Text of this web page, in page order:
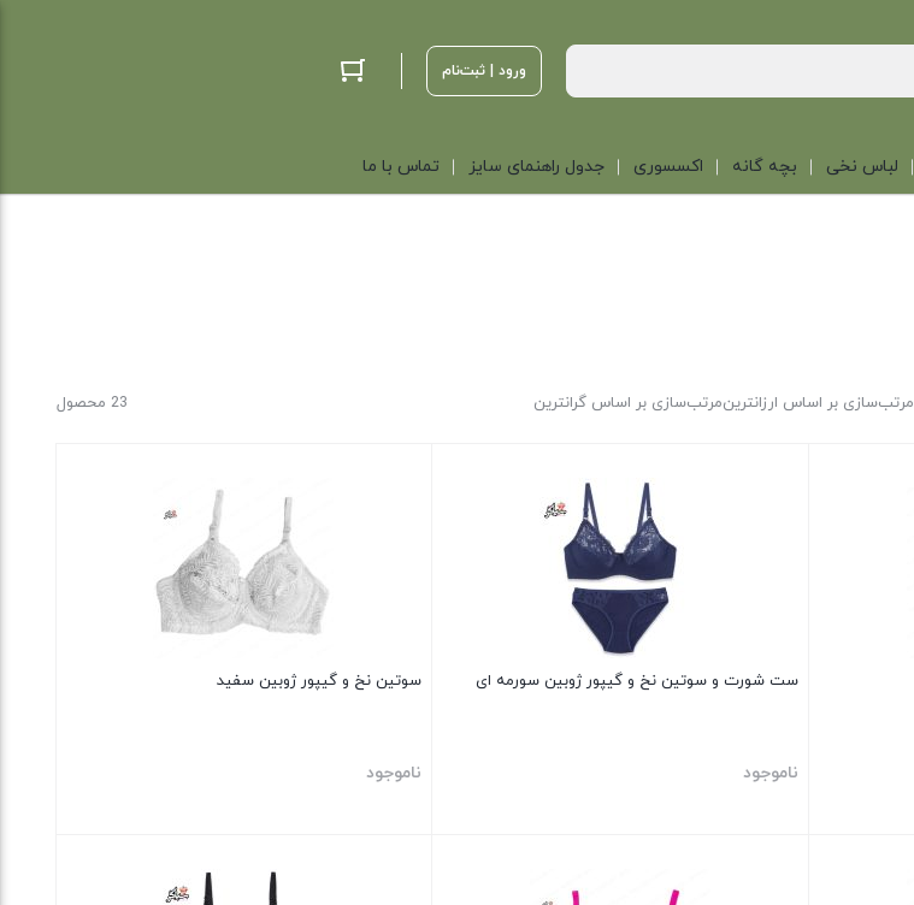
ورود | ثبت‌نام
لباس نخی بچه گانه اکسسوری جدول راهنمای سایز تماس با ما
23 محصول مرتب‌سازی بر اساس ارزانترینمرتب‌سازی بر اساس گرانترین
ست شورت و سوتین نخ و گیپور ژوبین سورمه ای
ناموجود
سوتین نخ و گیپور ژوبین سفید
ناموجود